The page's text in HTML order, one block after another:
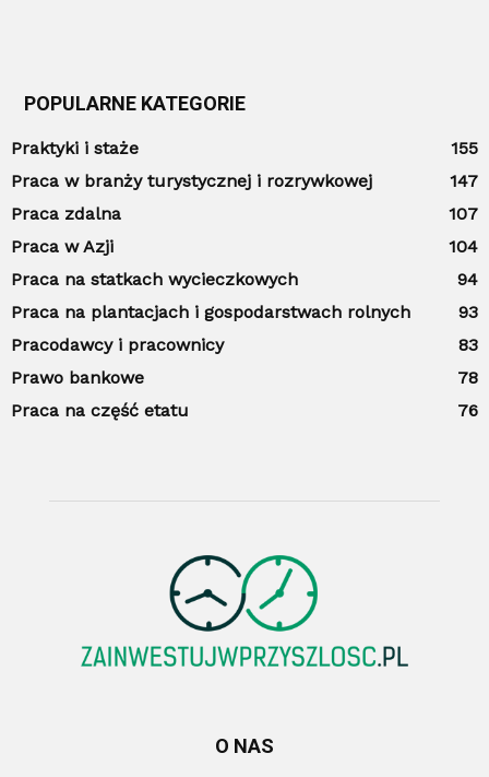
POPULARNE KATEGORIE
Praktyki i staże
155
Praca w branży turystycznej i rozrywkowej
147
Praca zdalna
107
Praca w Azji
104
Praca na statkach wycieczkowych
94
Praca na plantacjach i gospodarstwach rolnych
93
Pracodawcy i pracownicy
83
Prawo bankowe
78
Praca na część etatu
76
O NAS